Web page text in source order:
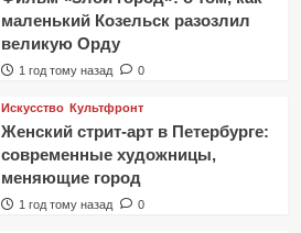
маленький Козельск разозлил
великую Орду
1 год тому назад 0
Искусство Культфронт
Женский стрит-арт в Петербурге:
современные художницы,
меняющие город
1 год тому назад 0